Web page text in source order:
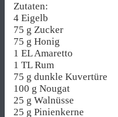
Zutaten:
4 Eigelb
75 g Zucker
75 g Honig
1 EL Amaretto
1 TL Rum
75 g dunkle Kuvertüre
100 g Nougat
25 g Walnüsse
25 g Pinienkerne